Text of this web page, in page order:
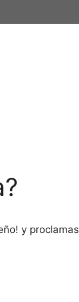
y proclamas